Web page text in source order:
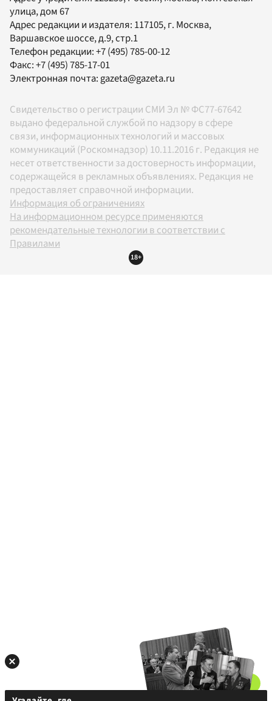
улица, дом 67
Адрес редакции и издателя: 117105, г. Москва,
Варшавское шоссе, д.9, стр.1
Телефон редакции:+7 (495) 785-00-12
Факс:+7 (495) 785-17-01
Электронная почта:gazeta@gazeta.ru
Свидетельство о регистрации СМИ Эл № ФС77-67642
выдано федеральной службой по надзору в сфере
связи, информационных технологий и массовых
коммуникаций (Роскомнадзор) 10.11.2016 г. Редакция не
несет ответственности за достоверность информации,
содержащейся в рекламных объявлениях. Редакция не
предоставляет справочной информации.
Информация об ограничениях
На информационном ресурсе применяются
рекомендательные технологии в соответствии с
Правилами
18+